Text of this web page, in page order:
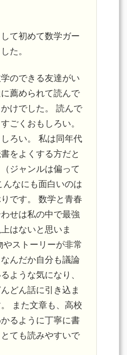
て初めて数学ガー
た。
のできる友達がい
薦められて読んで
けでした。 読んで
ごくおもしろい。
ろい。 私は同年代
をよくする方だと
ジャンルは偏って
んなにも面白いのは
です。 数学と青春
せは私の中で最強
はないと思いま
やストーリーが非常
んだか自分も議論
ような気になり、
どん話に引き込ま
また文章も、高校
るように丁寧に書
ても読みやすいで